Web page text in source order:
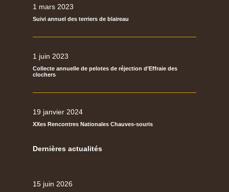
1 mars 2023
Suivi annuel des terriers de blaireau
1 juin 2023
Collecte annuelle de pelotes de réjection d’Effraie des
clochers
19 janvier 2024
XXes Rencontres Nationales Chauves-souris
Dernières actualités
15 juin 2026